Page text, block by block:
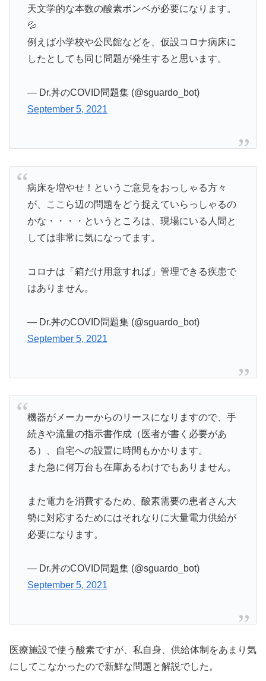
天文学的な本数の酸素ボンベが必要になります。
💦
例えば小学校や公民館などを、仮設コロナ病床に
したとしても同じ問題が発生すると思います。
— Dr.丼のCOVID問題集 (@sguardo_bot)
September 5, 2021
病床を増やせ！というご意見をおっしゃる方々
が、ここら辺の問題をどう捉えていらっしゃるの
かな・・・・というところは、現場にいる人間と
しては非常に気になってます。
コロナは「箱だけ用意すれば」管理できる疾患で
はありません。
— Dr.丼のCOVID問題集 (@sguardo_bot)
September 5, 2021
機器がメーカーからのリースになりますので、手
続きや流量の指示書作成（医者が書く必要があ
る）、自宅への設置に時間もかかります。
また急に何万台も在庫あるわけでもありません。
また電力を消費するため、酸素需要の患者さん大
勢に対応するためにはそれなりに大量電力供給が
必要になります。
— Dr.丼のCOVID問題集 (@sguardo_bot)
September 5, 2021
医療施設で使う酸素ですが、私自身、供給体制をあまり気
にしてこなかったので新鮮な問題と解説でした。